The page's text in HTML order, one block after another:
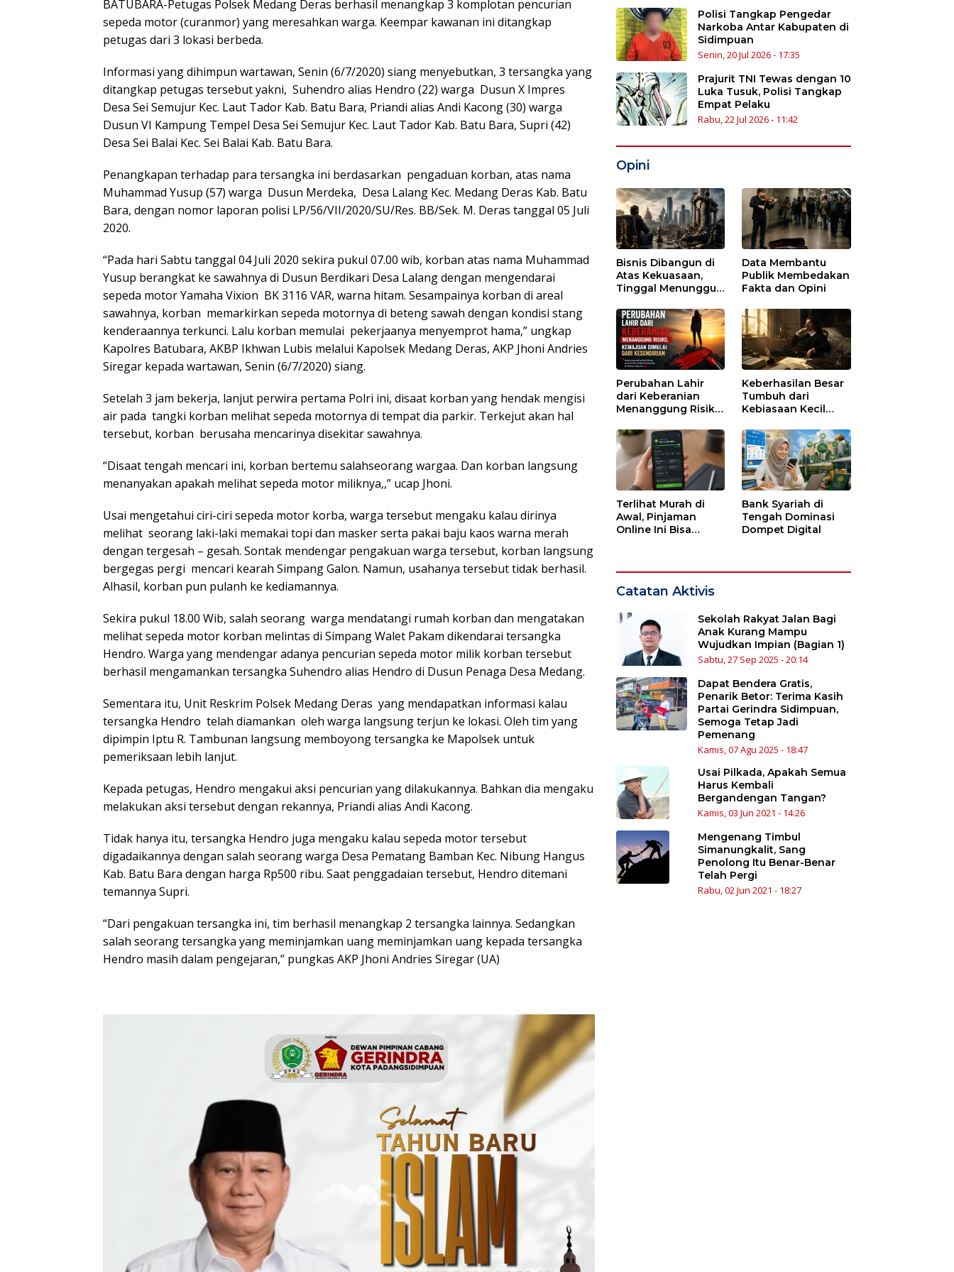
BATUBARA-Petugas Polsek Medang Deras berhasil menangkap 3 komplotan pencurian
sepeda motor (curanmor) yang meresahkan warga. Keempar kawanan ini ditangkap
petugas dari 3 lokasi berbeda.
Informasi yang dihimpun wartawan, Senin (6/7/2020) siang menyebutkan, 3 tersangka yang
ditangkap petugas tersebut yakni, Suhendro alias Hendro (22) warga Dusun X Impres
Desa Sei Semujur Kec. Laut Tador Kab. Batu Bara, Priandi alias Andi Kacong (30) warga
Dusun VI Kampung Tempel Desa Sei Semujur Kec. Laut Tador Kab. Batu Bara, Supri (42)
Desa Sei Balai Kec. Sei Balai Kab. Batu Bara.
Penangkapan terhadap para tersangka ini berdasarkan pengaduan korban, atas nama
Muhammad Yusup (57) warga Dusun Merdeka, Desa Lalang Kec. Medang Deras Kab. Batu
Bara, dengan nomor laporan polisi LP/56/VII/2020/SU/Res. BB/Sek. M. Deras tanggal 05 Juli
2020.
“Pada hari Sabtu tanggal 04 Juli 2020 sekira pukul 07.00 wib, korban atas nama Muhammad
Yusup berangkat ke sawahnya di Dusun Berdikari Desa Lalang dengan mengendarai
sepeda motor Yamaha Vixion BK 3116 VAR, warna hitam. Sesampainya korban di areal
sawahnya, korban memarkirkan sepeda motornya di beteng sawah dengan kondisi stang
kenderaannya terkunci. Lalu korban memulai pekerjaanya menyemprot hama,” ungkap
Kapolres Batubara, AKBP Ikhwan Lubis melalui Kapolsek Medang Deras, AKP Jhoni Andries
Siregar kepada wartawan, Senin (6/7/2020) siang.
Setelah 3 jam bekerja, lanjut perwira pertama Polri ini, disaat korban yang hendak mengisi
air pada tangki korban melihat sepeda motornya di tempat dia parkir. Terkejut akan hal
tersebut, korban berusaha mencarinya disekitar sawahnya.
“Disaat tengah mencari ini, korban bertemu salahseorang wargaa. Dan korban langsung
menanyakan apakah melihat sepeda motor miliknya,,” ucap Jhoni.
Usai mengetahui ciri-ciri sepeda motor korba, warga tersebut mengaku kalau dirinya
melihat seorang laki-laki memakai topi dan masker serta pakai baju kaos warna merah
dengan tergesah – gesah. Sontak mendengar pengakuan warga tersebut, korban langsung
bergegas pergi mencari kearah Simpang Galon. Namun, usahanya tersebut tidak berhasil.
Alhasil, korban pun pulanh ke kediamannya.
Sekira pukul 18.00 Wib, salah seorang warga mendatangi rumah korban dan mengatakan
melihat sepeda motor korban melintas di Simpang Walet Pakam dikendarai tersangka
Hendro. Warga yang mendengar adanya pencurian sepeda motor milik korban tersebut
berhasil mengamankan tersangka Suhendro alias Hendro di Dusun Penaga Desa Medang.
Sementara itu, Unit Reskrim Polsek Medang Deras yang mendapatkan informasi kalau
tersangka Hendro telah diamankan oleh warga langsung terjun ke lokasi. Oleh tim yang
dipimpin Iptu R. Tambunan langsung memboyong tersangka ke Mapolsek untuk
pemeriksaan lebih lanjut.
Kepada petugas, Hendro mengakui aksi pencurian yang dilakukannya. Bahkan dia mengaku
melakukan aksi tersebut dengan rekannya, Priandi alias Andi Kacong.
Tidak hanya itu, tersangka Hendro juga mengaku kalau sepeda motor tersebut
digadaikannya dengan salah seorang warga Desa Pematang Bamban Kec. Nibung Hangus
Kab. Batu Bara dengan harga Rp500 ribu. Saat penggadaian tersebut, Hendro ditemani
temannya Supri.
“Dari pengakuan tersangka ini, tim berhasil menangkap 2 tersangka lainnya. Sedangkan
salah seorang tersangka yang meminjamkan uang meminjamkan uang kepada tersangka
Hendro masih dalam pengejaran,” pungkas AKP Jhoni Andries Siregar (UA)
Polisi Tangkap Pengedar
Narkoba Antar Kabupaten di
Sidimpuan
Senin, 20 Jul 2026 - 17:35
Prajurit TNI Tewas dengan 10
Luka Tusuk, Polisi Tangkap
Empat Pelaku
Rabu, 22 Jul 2026 - 11:42
Opini
Bisnis Dibangun di
Atas Kekuasaan,
Tinggal Menunggu
Data Membantu
Publik Membedakan
Fakta dan Opini
Perubahan Lahir
dari Keberanian
Menanggung Risiko,
dari Kesendirian
Keberhasilan Besar
Tumbuh dari
Kebiasaan Kecil
dengan Sabar
Terlihat Murah di
Awal, Pinjaman
Online Ini Bisa
Bank Syariah di
Tengah Dominasi
Dompet Digital
Catatan Aktivis
Sekolah Rakyat Jalan Bagi
Anak Kurang Mampu
Wujudkan Impian (Bagian 1)
Sabtu, 27 Sep 2025 - 20:14
Dapat Bendera Gratis,
Penarik Betor: Terima Kasih
Partai Gerindra Sidimpuan,
Semoga Tetap Jadi
Pemenang
Kamis, 07 Agu 2025 - 18:47
Usai Pilkada, Apakah Semua
Harus Kembali
Bergandengan Tangan?
Kamis, 03 Jun 2021 - 14:26
Mengenang Timbul
Simanungkalit, Sang
Penolong Itu Benar-Benar
Telah Pergi
Rabu, 02 Jun 2021 - 18:27